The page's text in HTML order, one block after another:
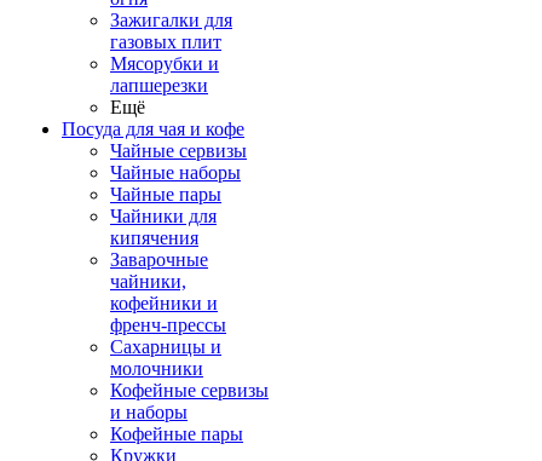
Зажигалки для
газовых плит
Мясорубки и
лапшерезки
Ещё
Посуда для чая и кофе
Чайные сервизы
Чайные наборы
Чайные пары
Чайники для
кипячения
Заварочные
чайники,
кофейники и
френч-прессы
Сахарницы и
молочники
Кофейные сервизы
и наборы
Кофейные пары
Кружки